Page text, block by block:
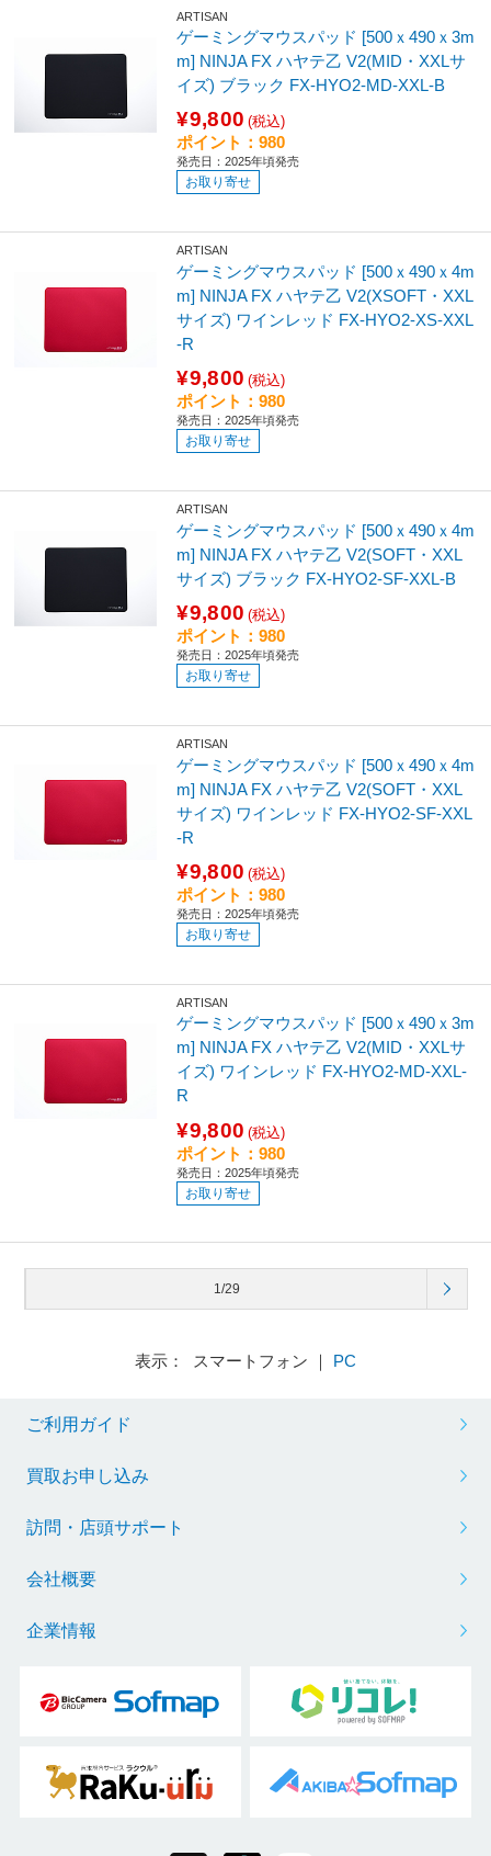
ARTISAN
ゲーミングマウスパッド [500ｘ490ｘ3m
m] NINJA FX ハヤテ乙 V2(MID・XXLサ
イズ) ブラック FX-HYO2-MD-XXL-B
¥9,800 (税込)
ポイント：980
発売日：2025年頃発売
お取り寄せ
ARTISAN
ゲーミングマウスパッド [500ｘ490ｘ4m
m] NINJA FX ハヤテ乙 V2(XSOFT・XXL
サイズ) ワインレッド FX-HYO2-XS-XXL
-R
¥9,800 (税込)
ポイント：980
発売日：2025年頃発売
お取り寄せ
ARTISAN
ゲーミングマウスパッド [500ｘ490ｘ4m
m] NINJA FX ハヤテ乙 V2(SOFT・XXL
サイズ) ブラック FX-HYO2-SF-XXL-B
¥9,800 (税込)
ポイント：980
発売日：2025年頃発売
お取り寄せ
ARTISAN
ゲーミングマウスパッド [500ｘ490ｘ4m
m] NINJA FX ハヤテ乙 V2(SOFT・XXL
サイズ) ワインレッド FX-HYO2-SF-XXL
-R
¥9,800 (税込)
ポイント：980
発売日：2025年頃発売
お取り寄せ
ARTISAN
ゲーミングマウスパッド [500ｘ490ｘ3m
m] NINJA FX ハヤテ乙 V2(MID・XXLサ
イズ) ワインレッド FX-HYO2-MD-XXL-
R
¥9,800 (税込)
ポイント：980
発売日：2025年頃発売
お取り寄せ
1/29
表示： スマートフォン ｜ PC
ご利用ガイド
買取お申し込み
訪問・店頭サポート
会社概要
企業情報